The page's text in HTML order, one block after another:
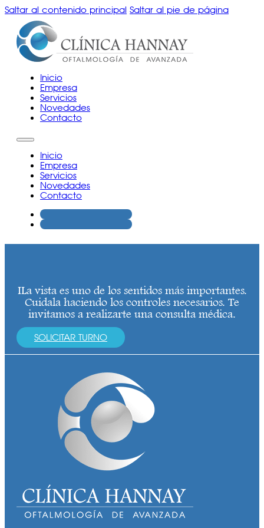
Saltar al contenido principal Saltar al pie de página
Inicio
Empresa
Servicios
Novedades
Contacto
Inicio
Empresa
Servicios
Novedades
Contacto
ILa vista es uno de los sentidos más importantes.
Cuidala haciendo los controles necesarios. Te
invitamos a realizarte una consulta médica.
SOLICITAR TURNO